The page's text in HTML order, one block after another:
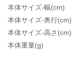
本体サイズ-幅(cm)
本体サイズ-奥行(cm)
本体サイズ-高さ(cm)
本体重量(g)